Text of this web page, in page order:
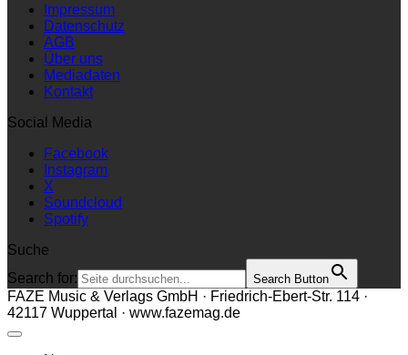
Impressum
Datenschutz
AGB
Über uns
Mediadaten
Kontakt
Social Media
Facebook
Instagram
X
Soundcloud
Spotify
Suche
Search for:
Search Button
FAZE Music & Verlags GmbH · Friedrich-Ebert-Str. 114 ·
42117 Wuppertal · www.fazemag.de